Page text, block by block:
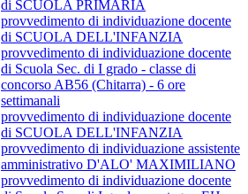
di SCUOLA PRIMARIA
provvedimento di individuazione docente
di SCUOLA DELL'INFANZIA
provvedimento di individuazione docente
di Scuola Sec. di I grado - classe di
concorso AB56 (Chitarra) - 6 ore
settimanali
provvedimento di individuazione docente
di SCUOLA DELL'INFANZIA
provvedimento di individuazione assistente
amministrativo D'ALO' MAXIMILIANO
provvedimento di individuazione docente